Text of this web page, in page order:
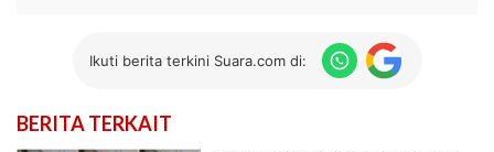
Ikuti berita terkini Suara.com di:
BERITA TERKAIT